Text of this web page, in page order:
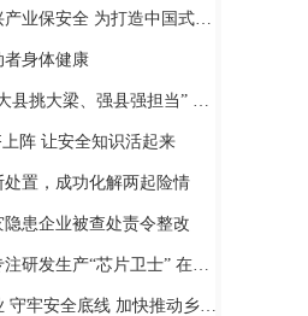
为打造中国式现代化县域示范作出更大贡献
者身体健康
、强县强担当” 保持定力真抓实干奋发作为
上阵 让安全知识活起来
置，成功化解两起险情
患企业被查处责令整改
“芯片卫士” 在半导体红海中搏出“隐形冠军”
安全底线 加快推动乡村全面振兴